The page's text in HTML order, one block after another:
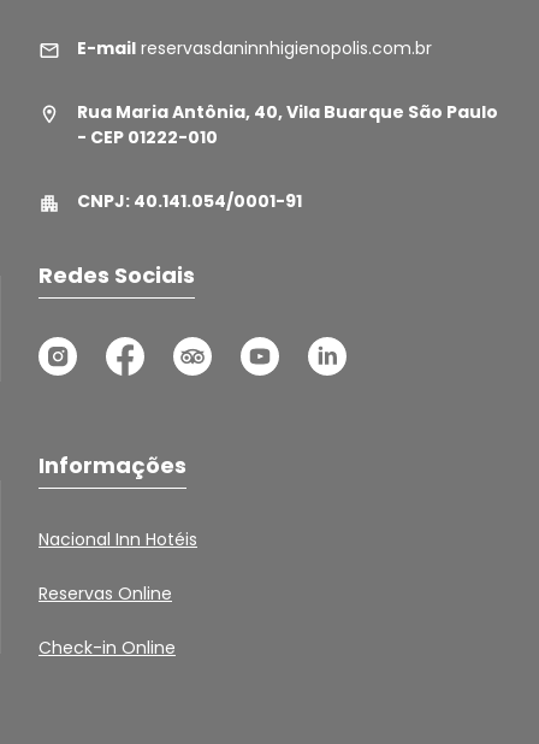
E-mail reservasdaninnhigienopolis.com.br
Rua Maria Antônia, 40, Vila Buarque São Paulo
- CEP 01222-010
CNPJ: 40.141.054/0001-91
Redes Sociais
Informações
Nacional Inn Hotéis
Reservas Online
Check-in Online